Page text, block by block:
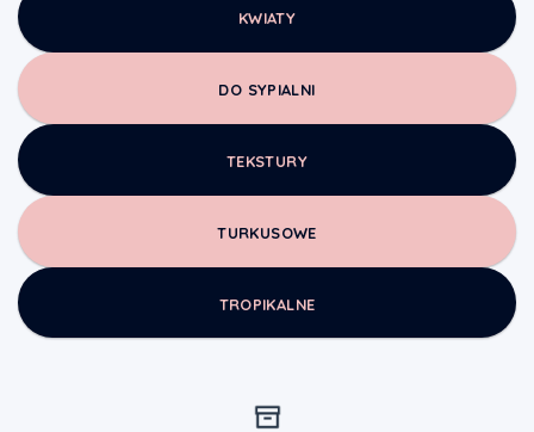
KWIATY
DO SYPIALNI
TEKSTURY
TURKUSOWE
TROPIKALNE